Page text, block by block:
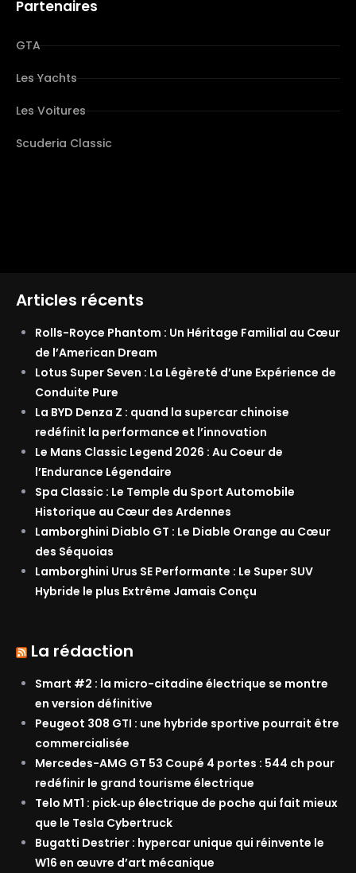
Partenaires
GTA
Les Yachts
Les Voitures
Scuderia Classic
Articles récents
Rolls-Royce Phantom : Un Héritage Familial au Cœur
de l’American Dream
Lotus Super Seven : La Légèreté d’une Expérience de
Conduite Pure
La BYD Denza Z : quand la supercar chinoise
redéfinit la performance et l’innovation
Le Mans Classic Legend 2026 : Au Coeur de
l’Endurance Légendaire
Spa Classic : Le Temple du Sport Automobile
Historique au Cœur des Ardennes
Lamborghini Diablo GT : Le Diable Orange au Cœur
des Séquoias
Lamborghini Urus SE Performante : Le Super SUV
Hybride le plus Extrême Jamais Conçu
La rédaction
Smart #2 : la micro-citadine électrique se montre
en version définitive
Peugeot 308 GTI : une hybride sportive pourrait être
commercialisée
Mercedes-AMG GT 53 Coupé 4 portes : 544 ch pour
redéfinir le grand tourisme électrique
Telo MT1 : pick‑up électrique de poche qui fait mieux
que le Tesla Cybertruck
Bugatti Destrier : hypercar unique qui réinvente le
W16 en œuvre d’art mécanique